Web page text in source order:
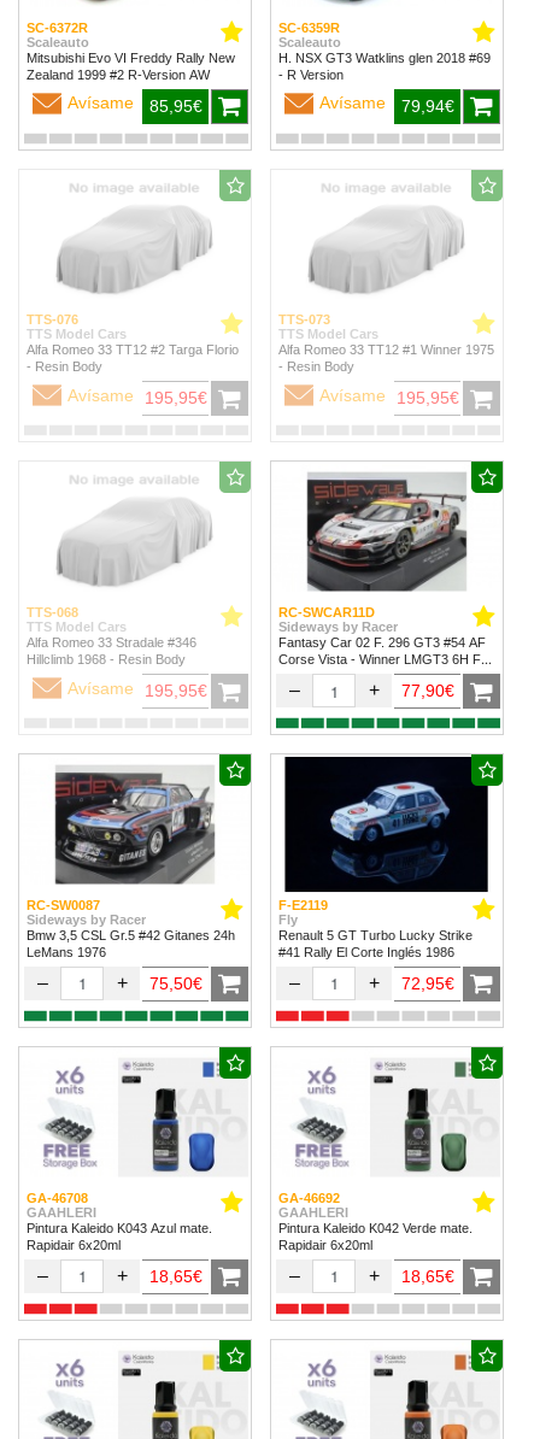
SC-6372R
Scaleauto
Mitsubishi Evo VI Freddy Rally New
Zealand 1999 #2 R-Version AW
Avísame 85,95€
SC-6359R
Scaleauto
H. NSX GT3 Watklins glen 2018 #69
- R Version
Avísame 79,94€
TTS-076
TTS Model Cars
Alfa Romeo 33 TT12 #2 Targa Florio
- Resin Body
Avísame 195,95€
TTS-073
TTS Model Cars
Alfa Romeo 33 TT12 #1 Winner 1975
- Resin Body
Avísame 195,95€
TTS-068
TTS Model Cars
Alfa Romeo 33 Stradale #346
Hillclimb 1968 - Resin Body
Avísame 195,95€
RC-SWCAR11D
Sideways by Racer
Fantasy Car 02 F. 296 GT3 #54 AF
Corse Vista - Winner LMGT3 6H Fuji
– + 77,90€
RC-SW0087
Sideways by Racer
Bmw 3,5 CSL Gr.5 #42 Gitanes 24h
LeMans 1976
– + 75,50€
F-E2119
Fly
Renault 5 GT Turbo Lucky Strike
#41 Rally El Corte Inglés 1986
– + 72,95€
GA-46708
GAAHLERI
Pintura Kaleido K043 Azul mate.
Rapidair 6x20ml
– + 18,65€
GA-46692
GAAHLERI
Pintura Kaleido K042 Verde mate.
Rapidair 6x20ml
– + 18,65€